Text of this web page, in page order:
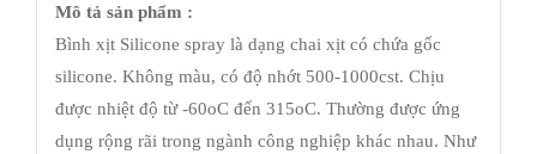
Mô tả sản phẩm :
Bình xịt Silicone spray là dạng chai xịt có chứa gốc
silicone. Không màu, có độ nhớt 500-1000cst. Chịu
được nhiệt độ từ -60oC đến 315oC. Thường được ứng
dụng rộng rãi trong ngành công nghiệp khác nhau. Như